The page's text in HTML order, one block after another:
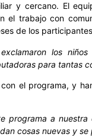
y cercano. El
el trabajo con
de los
los
para tantas
el programa, y
programa a
cosas nuevas y